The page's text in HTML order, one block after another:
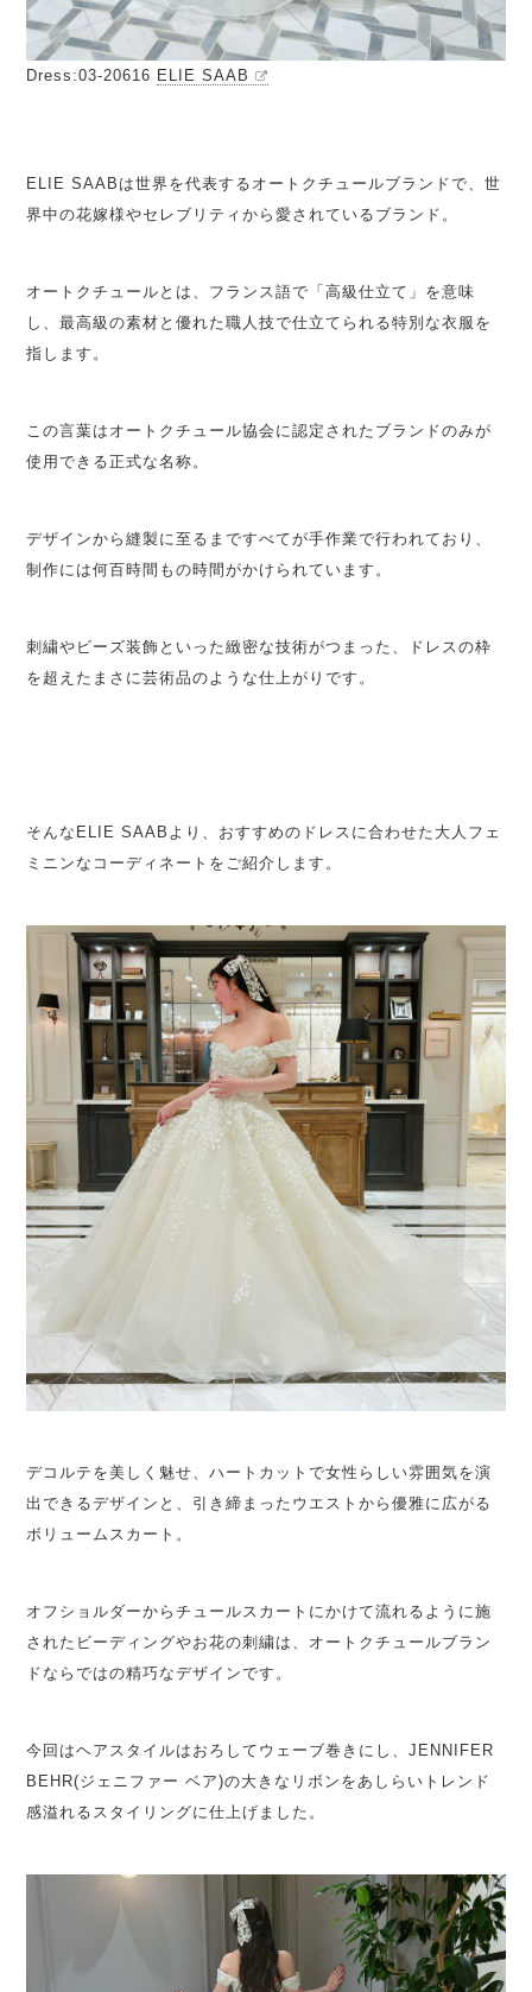
Dress:03-20616 ELIE SAAB
ELIE SAABは世界を代表するオートクチュールブランドで、世
界中の花嫁様やセレブリティから愛されているブランド。
オートクチュールとは、フランス語で「高級仕立て」を意味
し、最高級の素材と優れた職人技で仕立てられる特別な衣服を
指します。
この言葉はオートクチュール協会に認定されたブランドのみが
使用できる正式な名称。
デザインから縫製に至るまですべてが手作業で行われており、
制作には何百時間もの時間がかけられています。
刺繍やビーズ装飾といった緻密な技術がつまった、ドレスの枠
を超えたまさに芸術品のような仕上がりです。
そんなELIE SAABより、おすすめのドレスに合わせた大人フェ
ミニンなコーディネートをご紹介します。
デコルテを美しく魅せ、ハートカットで女性らしい雰囲気を演
出できるデザインと、引き締まったウエストから優雅に広がる
ボリュームスカート。
オフショルダーからチュールスカートにかけて流れるように施
されたビーディングやお花の刺繍は、オートクチュールブラン
ドならではの精巧なデザインです。
今回はヘアスタイルはおろしてウェーブ巻きにし、JENNIFER
BEHR(ジェニファー ベア)の大きなリボンをあしらいトレンド
感溢れるスタイリングに仕上げました。